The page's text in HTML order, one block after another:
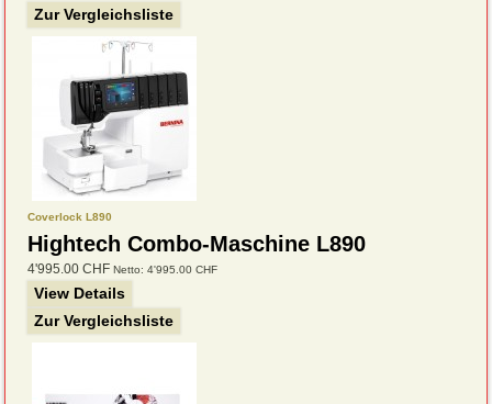
Zur Vergleichsliste
Coverlock L890
Hightech Combo-Maschine L890
4'995.00 CHF Netto: 4'995.00 CHF
View Details
Zur Vergleichsliste